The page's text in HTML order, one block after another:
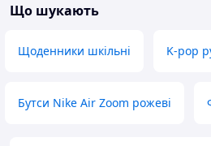
Що шукають
Щоденники шкільні K-pop
Бутси Nike Air Zoom рожеві